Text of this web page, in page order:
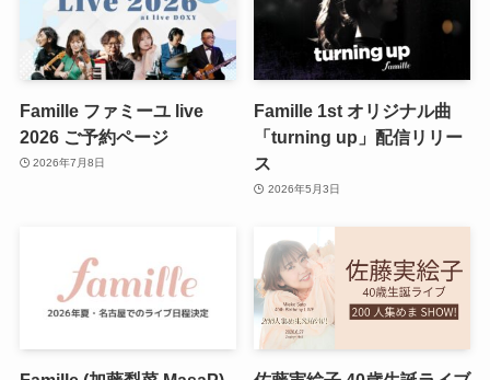
Famille ファミーユ live
2026 ご予約ページ
2026年7月8日
Famille 1st オリジナル曲
「turning up」配信リリー
ス
2026年5月3日